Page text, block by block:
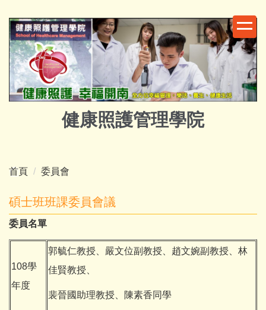
到
主
要
內
區
健康照護管理學院
首頁 委員會
碩士班班課委員會議
委員名單
108學
年度
郭毓仁教授、嚴文位副教授、趙文婉副教授、林
佳賢教授、
裴晉國助理教授、陳素香同學